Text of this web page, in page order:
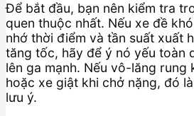
Để bắt đầu, bạn nên kiểm tra
quen thuộc nhất. Nếu xe đề
nhớ thời điểm và tần suất xuất
tăng tốc, hãy để ý nó yếu toàn
lên ga mạnh. Nếu vô-lăng rung
hoặc xe giật khi chở nặng, đó
lưu ý.